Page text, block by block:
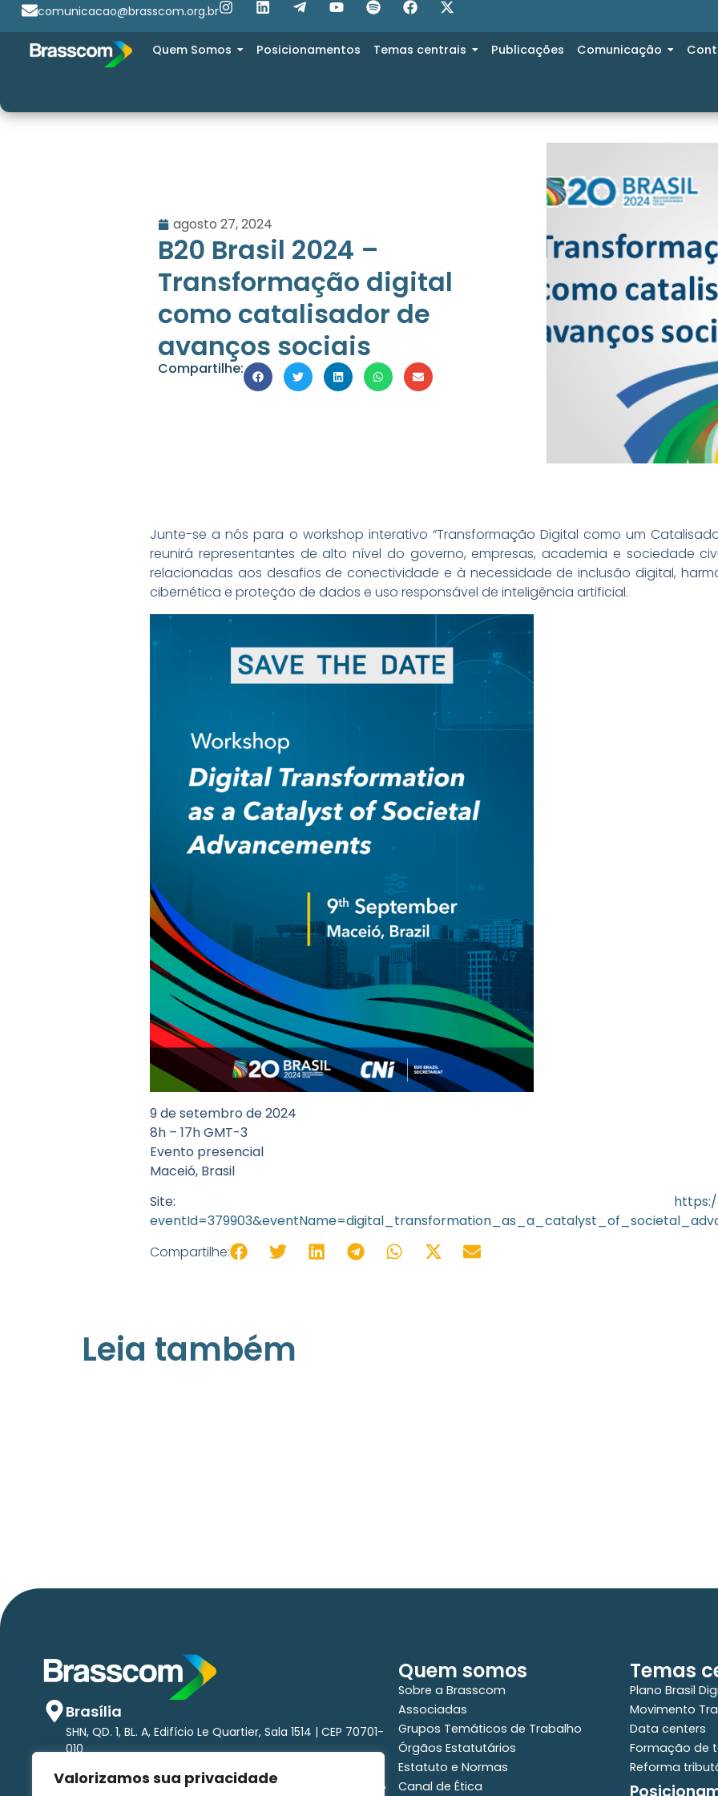
Valorizamos sua privacidade
comunicacao@brasscom.org.br
Quem Somos Posicionamentos Temas centrais Publicações Comunicação
agosto 27, 2024
B20 Brasil 2024 –
Transformação digital
como catalisador de
avanços sociais
Compartilhe:
Junte-se a nós para o workshop interativo “Transformação Digital como um
reunirá representantes de alto nível do governo, empresas, academia e sociedade
relacionadas aos desafios de conectividade e à necessidade de inclusão digital,
cibernética e proteção de dados e uso responsável de inteligência artificial.
9 de setembro de 2024
8h – 17h GMT-3
Evento presencial
Maceió, Brasil
Site:
Compartilhe:
Leia também
Brasília
SHN, QD. 1, BL. A, Edifício Le Quartier, Sala 1514 | CEP 70701-
010
São Paulo
Av. Brigadeiro Faria Lima, 1.485 - Pinheiros Torre norte - 2°
Quem somos
Sobre a Brasscom
Associadas
Grupos Temáticos de Trabalho
Órgãos Estatutários
Estatuto e Normas
Canal de Ética
Temas
Plano Brasil
Movimento
Data centers
Formação de
Reforma